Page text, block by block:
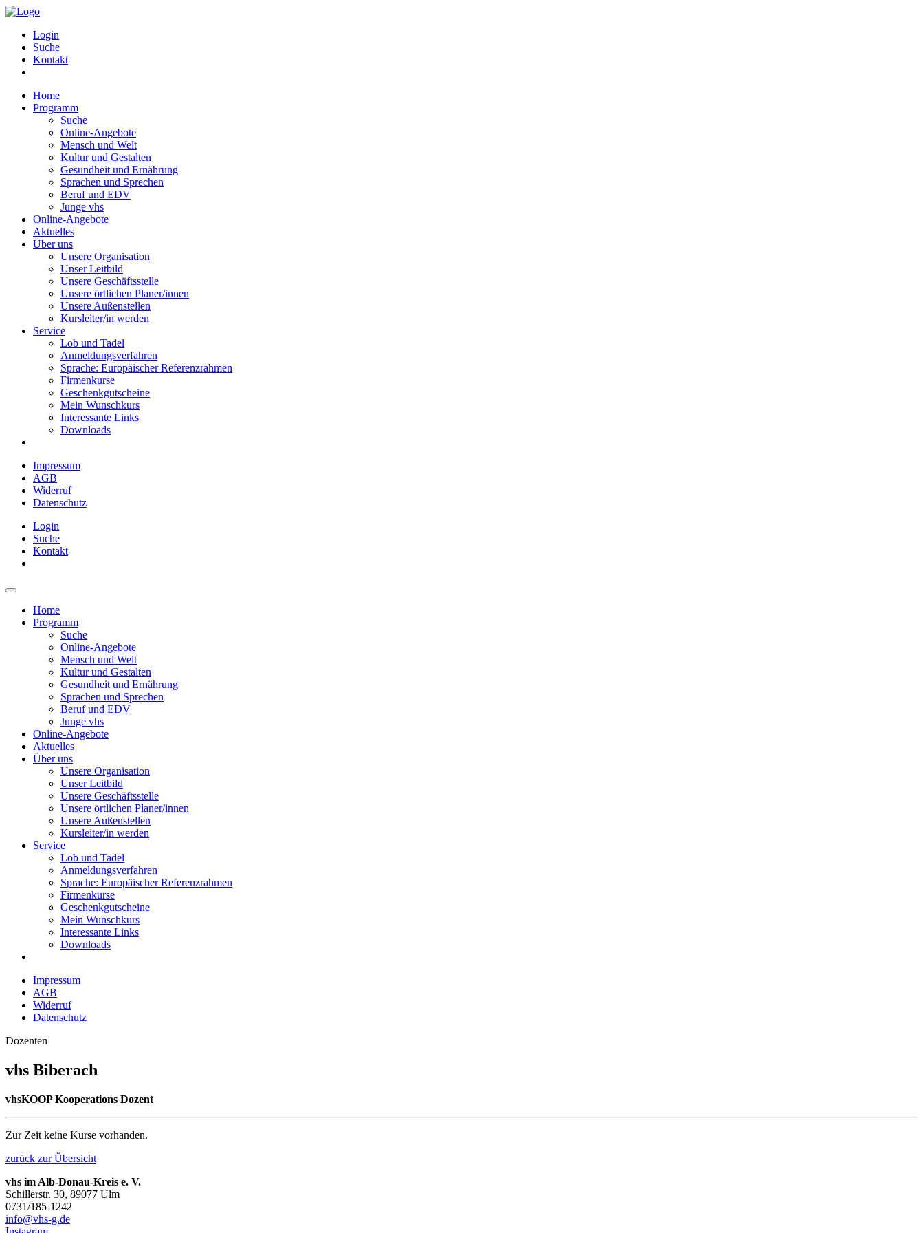
Login
Suche
Kontakt
Home
Programm
Suche
Online-Angebote
Mensch und Welt
Kultur und Gestalten
Gesundheit und Ernährung
Sprachen und Sprechen
Beruf und EDV
Junge vhs
Online-Angebote
Aktuelles
Über uns
Unsere Organisation
Unser Leitbild
Unsere Geschäftsstelle
Unsere örtlichen Planer/innen
Unsere Außenstellen
Kursleiter/in werden
Service
Lob und Tadel
Anmeldungsverfahren
Sprache: Europäischer Referenzrahmen
Firmenkurse
Geschenkgutscheine
Mein Wunschkurs
Interessante Links
Downloads
Impressum
AGB
Widerruf
Datenschutz
Login
Suche
Kontakt
Home
Programm
Suche
Online-Angebote
Mensch und Welt
Kultur und Gestalten
Gesundheit und Ernährung
Sprachen und Sprechen
Beruf und EDV
Junge vhs
Online-Angebote
Aktuelles
Über uns
Unsere Organisation
Unser Leitbild
Unsere Geschäftsstelle
Unsere örtlichen Planer/innen
Unsere Außenstellen
Kursleiter/in werden
Service
Lob und Tadel
Anmeldungsverfahren
Sprache: Europäischer Referenzrahmen
Firmenkurse
Geschenkgutscheine
Mein Wunschkurs
Interessante Links
Downloads
Impressum
AGB
Widerruf
Datenschutz
Dozenten
vhs Biberach
vhsKOOP Kooperations Dozent
Zur Zeit keine Kurse vorhanden.
zurück zur Übersicht
vhs im Alb-Donau-Kreis e. V.
Schillerstr. 30, 89077 Ulm
0731/185-1242
info@vhs-g.de